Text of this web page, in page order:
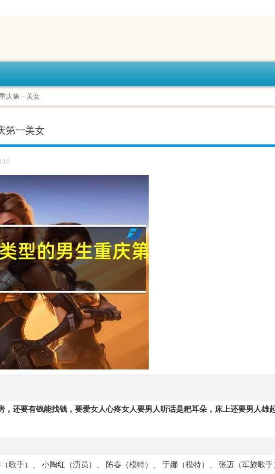
庆第一美女
第一美女
还要有钱能找钱，要爱女人心疼女人要男人听话是粑耳朵，床上还要男人雄
歌手）、 小陶红（演员）、 陈春（模特）、 于娜（模特）、 张迈（军旅歌